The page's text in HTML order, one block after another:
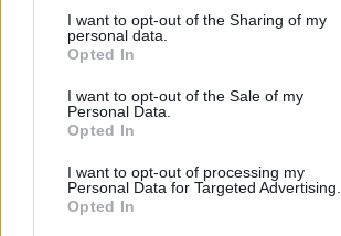
not limited to your visit or usage behaviour.
grant or deny consent to Google and its
use your data for below specified purposes
consent section.
I want to opt-out of the Sharing of my
personal data.
Opted In
I want to opt-out of the Sale of my
Personal Data.
Opted In
I want to opt-out of processing my
Personal Data for Targeted Advertising.
Opted In